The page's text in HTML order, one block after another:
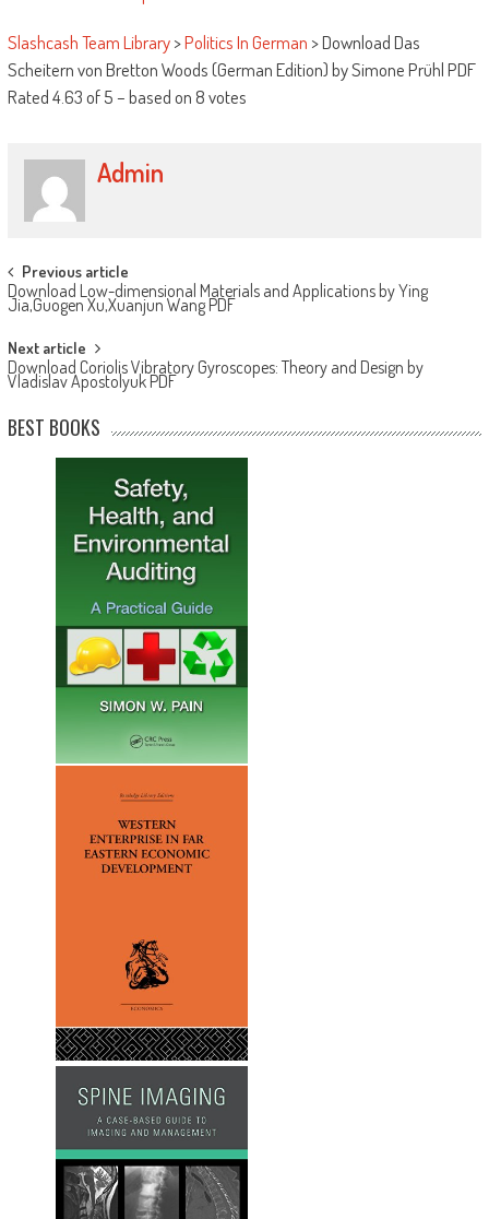
Slashcash Team Library>Politics In German >Download Das
Scheitern von Bretton Woods (German Edition) by Simone Prühl PDF
Rated4.63of5– based on8votes
Admin
Post navigation
Previous article
Download Low-dimensional Materials and Applications by Ying
Jia,Guogen Xu,Xuanjun Wang PDF
Next article
Download Coriolis Vibratory Gyroscopes: Theory and Design by
Vladislav Apostolyuk PDF
BEST BOOKS